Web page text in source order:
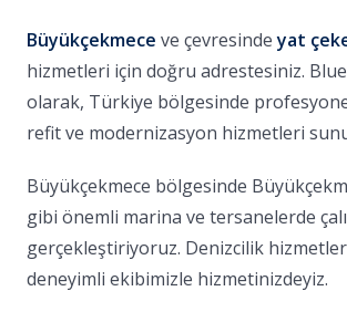
Büyükçekmece ve çevresindeyat
hizmetleri için doğru adrestesiniz.
olarak, Türkiye bölgesinde
refit ve modernizasyon hizmetleri
Büyükçekmece bölgesinde
gibi önemli marina ve tersanelerde
gerçekleştiriyoruz. Denizcilik
deneyimli ekibimizle hizmetinizdeyiz.